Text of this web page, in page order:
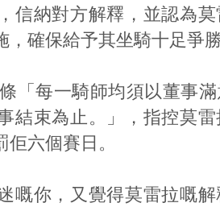
信納對方解釋，並認為莫
確保給予其坐騎十足爭勝
「每一騎師均須以董事
結束為止。」，指控莫
六個賽日。
嘅你，又覺得莫雷拉嘅